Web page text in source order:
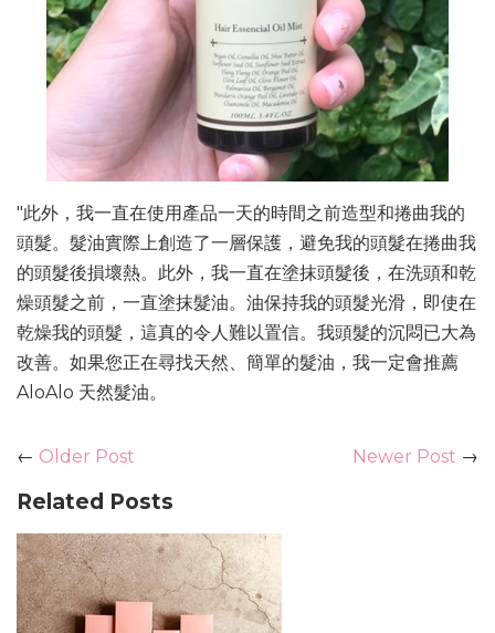
"此外，我一直在使用產品一天的時間之前造型和捲曲我的
頭髮。髮油實際上創造了一層保護，避免我的頭髮在捲曲我
的頭髮後損壞熱。此外，我一直在塗抹頭髮後，在洗頭和乾
燥頭髮之前，一直塗抹髮油。油保持我的頭髮光滑，即使在
乾燥我的頭髮，這真的令人難以置信。我頭髮的沉悶已大為
改善。如果您正在尋找天然、簡單的髮油，我一定會推薦
AloAlo 天然髮油。
← Older Post Newer Post →
Related Posts